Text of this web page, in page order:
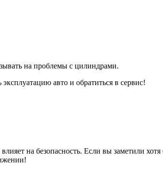
на проблемы с цилиндрами.
авто и обратиться в сервис!
на безопасность. Если вы заметили